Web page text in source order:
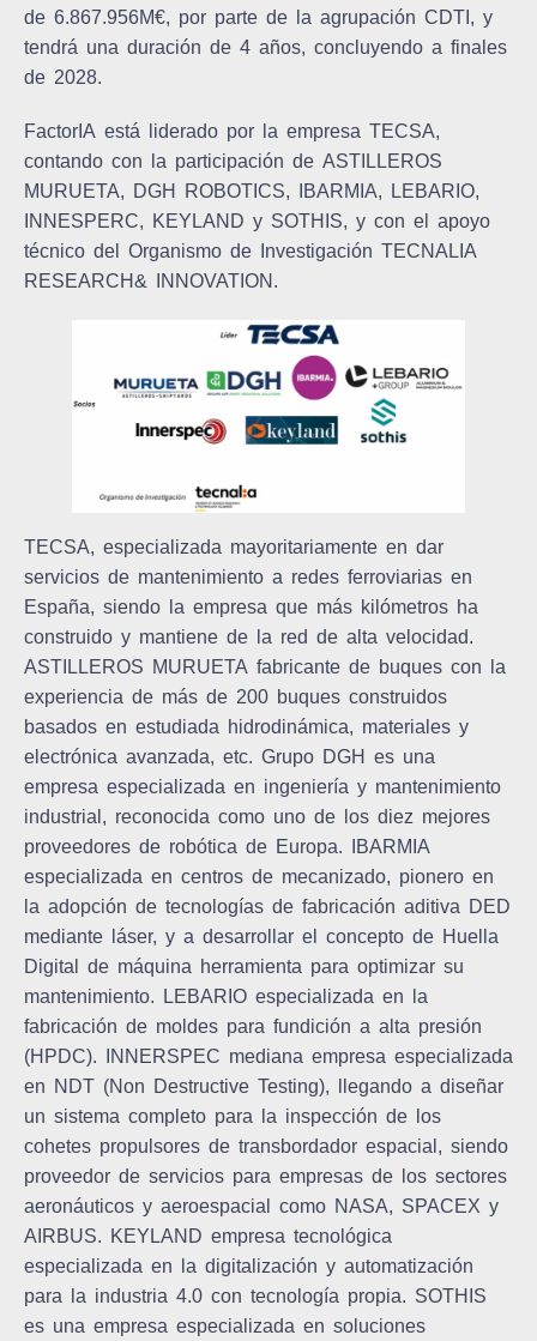
de 6.867.956M€, por parte de la agrupación CDTI, y
tendrá una duración de 4 años, concluyendo a finales
de 2028.
FactorIA está liderado por la empresa TECSA,
contando con la participación de ASTILLEROS
MURUETA, DGH ROBOTICS, IBARMIA, LEBARIO,
INNESPERC, KEYLAND y SOTHIS, y con el apoyo
técnico del Organismo de Investigación TECNALIA
RESEARCH& INNOVATION .
TECSA, especializada mayoritariamente en dar
servicios de mantenimiento a redes ferroviarias en
España, siendo la empresa que más kilómetros ha
construido y mantiene de la red de alta velocidad.
ASTILLEROS MURUETA fabricante de buques con la
experiencia de más de 200 buques construidos
basados en estudiada hidrodinámica, materiales y
electrónica avanzada, etc. Grupo DGH es una
empresa especializada en ingeniería y mantenimiento
industrial, reconocida como uno de los diez mejores
proveedores de robótica de Europa.
IBARMIA
especializada en centros de mecanizado, pionero en
la adopción de tecnologías de fabricación aditiva DED
mediante láser, y a desarrollar el concepto de Huella
Digital de máquina herramienta para optimizar su
mantenimiento.
LEBARIO especializada en la
fabricación de moldes para fundición a alta presión
(HPDC).
INNERSPEC mediana empresa especializada
en NDT (Non Destructive Testing), llegando a diseñar
un sistema completo para la inspección de los
cohetes propulsores de transbordador espacial, siendo
proveedor de servicios para empresas de los sectores
aeronáuticos y aeroespacial como NASA, SPACEX y
AIRBUS. KEYLAND empresa tecnológica
especializada en la digitalización y automatización
para la industria 4.0 con tecnología propia. SOTHIS
es una empresa especializada en soluciones